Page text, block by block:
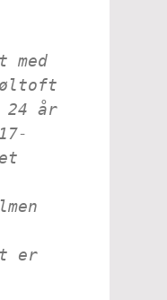
med
24 år
er